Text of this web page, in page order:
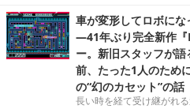
車が変形してロボに
―41年ぶり完全新作『
ー。新旧スタッフが
前、たった1人のため
の“幻のカセット”の話
長い時を経て受け継がれ